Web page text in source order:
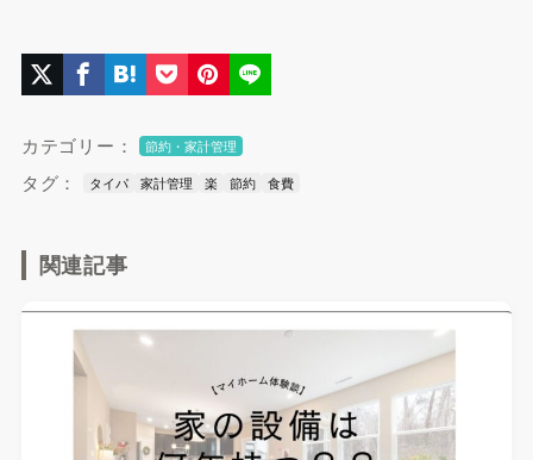
カテゴリー： 節約・家計管理
タグ： タイパ 家計管理 楽 節約 食費
関連記事